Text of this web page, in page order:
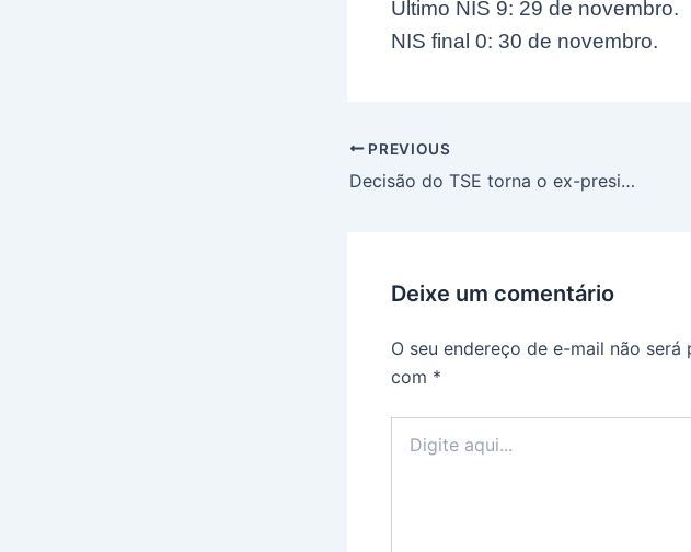
Último NIS 9: 29 de novembro.
NIS final 0: 30 de novembro.
Post
navigation
PREVIOUS
Decisão do TSE torna o ex-presidente Bolsonaro inelegível novamente; Entenda o que motivou o julgamento
Deixe um comentário
O seu endereço de e-mail não será
com *
aqui...